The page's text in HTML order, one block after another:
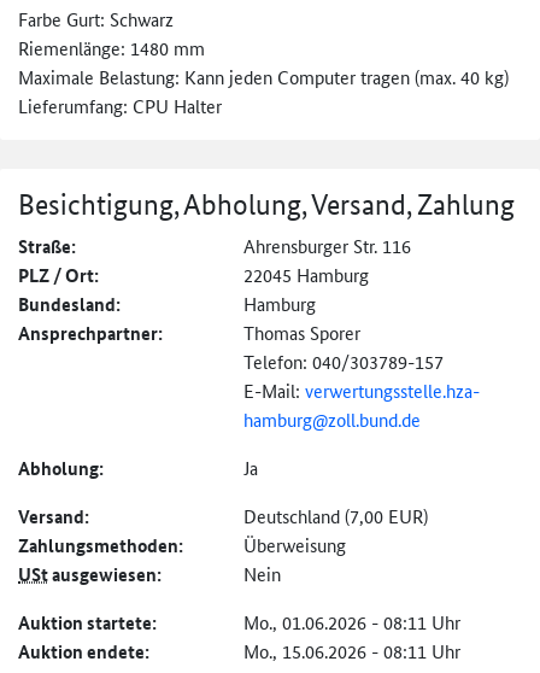
Farbe Gurt: Schwarz
Riemenlänge: 1480 mm
Maximale Belastung: Kann jeden Computer tragen (max. 40 kg)
Lieferumfang: CPU Halter
Besichtigung, Abholung, Versand, Zahlung
Straße: Ahrensburger Str. 116
PLZ / Ort: 22045 Hamburg
Bundesland: Hamburg
Ansprechpartner:
Thomas Sporer
Telefon: 040/303789-157
E-Mail: verwertungsstelle.hza-
hamburg@zoll.bund.de
Abholung: Ja
Versand: Deutschland (7,00 EUR)
Zahlungs­methoden: Überweisung
UStausgewiesen: Nein
Auktion startete: Mo., 01.06.2026 - 08:11 Uhr
Auktion endete: Mo., 15.06.2026 - 08:11 Uhr